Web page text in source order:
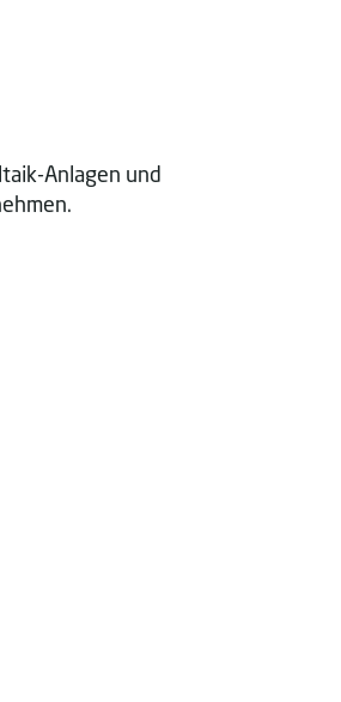
Anlagen und